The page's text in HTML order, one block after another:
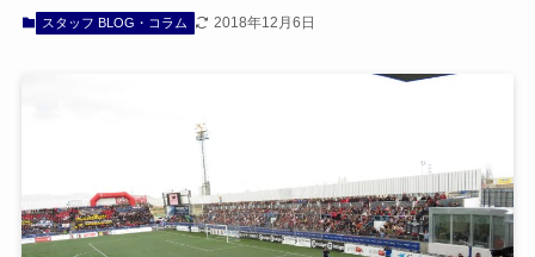
スタッフ BLOG・コラム 2018年12月6日